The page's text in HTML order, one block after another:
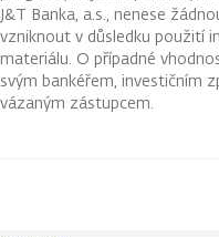
J&T Banka, a.s., nenese
vzniknout v důsledku použití
materiálu. O případné
svým bankéřem, investičním
vázaným zástupcem.